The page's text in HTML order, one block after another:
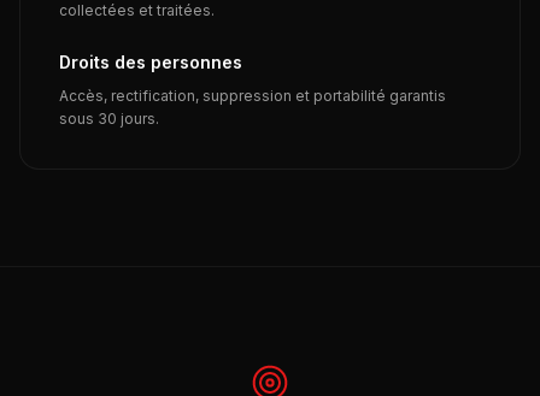
collectées et traitées.
Droits des personnes
Accès, rectification, suppression et portabilité garantis
sous 30 jours.